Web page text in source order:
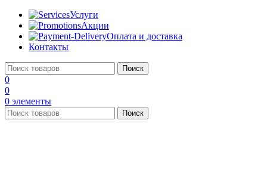
Услуги
Акции
Оплата и доставка
Контакты
Поиск
0
0
0 элементы
Поиск